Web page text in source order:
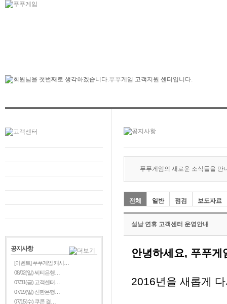
공지사항
[이벤트] 푸푸게임 캐시…
08/02(일) 씨티은행…
07/31(금) 고객센터…
07/19(일) 신한은행…
07/15(수) 쿠콘 결…
푸푸게임의 새로운 소식들을 만
전체 일반 점검 보도자료
설날 연휴 고객센터 운영안내
안녕하세요, 푸푸게
2016년을 새롭게